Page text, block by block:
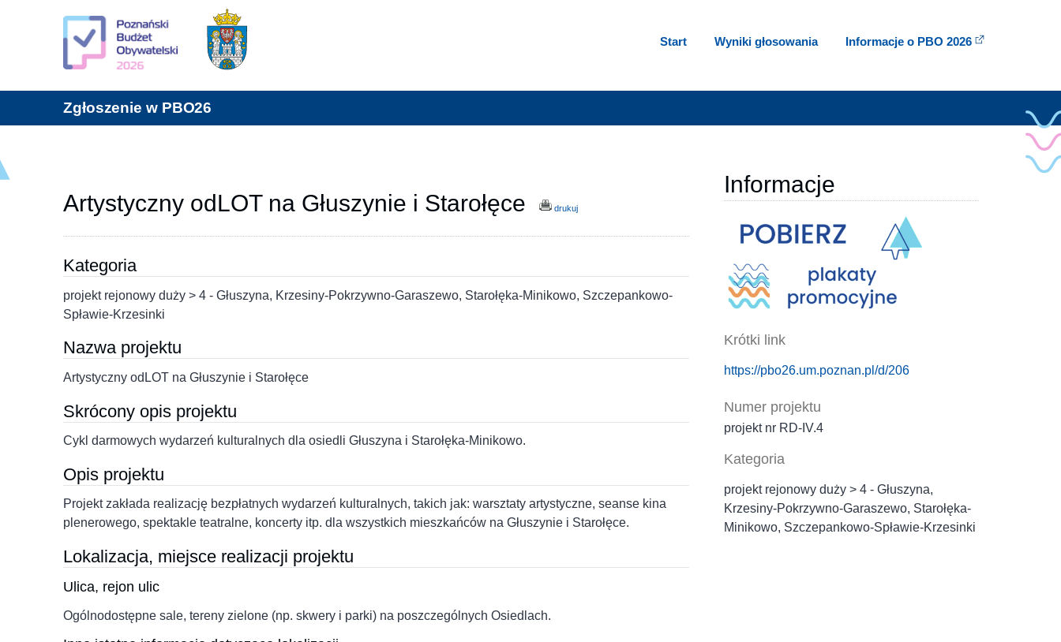
Start Wyniki głosowania Informacje o PBO 2026
Zgłoszenie w PBO26
Artystyczny odLOT na Głuszynie i Starołęce drukuj
Kategoria
projekt rejonowy duży > 4 - Głuszyna, Krzesiny-Pokrzywno-Garaszewo, Starołęka-Minikowo, Szczepankowo-
Spławie-Krzesinki
Nazwa projektu
Artystyczny odLOT na Głuszynie i Starołęce
Skrócony opis projektu
Cykl darmowych wydarzeń kulturalnych dla osiedli Głuszyna i Starołęka-Minikowo.
Opis projektu
Projekt zakłada realizację bezpłatnych wydarzeń kulturalnych, takich jak: warsztaty artystyczne, seanse kina
plenerowego, spektakle teatralne, koncerty itp. dla wszystkich mieszkańców na Głuszynie i Starołęce.
Lokalizacja, miejsce realizacji projektu
Ulica, rejon ulic
Ogólnodostępne sale, tereny zielone (np. skwery i parki) na poszczególnych Osiedlach.
Informacje
Krótki link
https://pbo26.um.poznan.pl/d/206
Numer projektu
projekt nr RD‐IV.4
Kategoria
projekt rejonowy duży > 4 - Głuszyna,
Krzesiny-Pokrzywno-Garaszewo, Starołęka-
Minikowo, Szczepankowo-Spławie-Krzesinki